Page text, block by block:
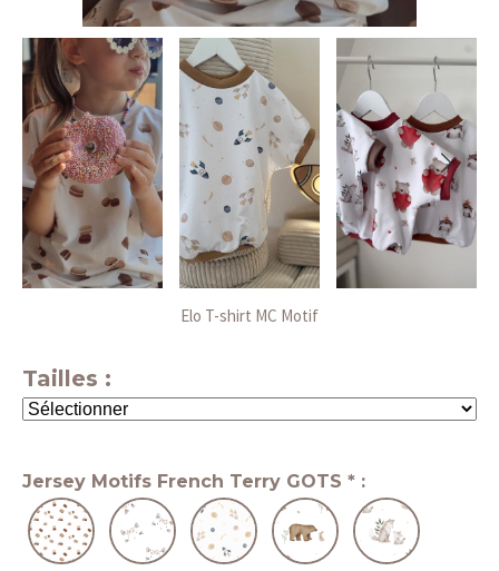
Elo T-shirt MC Motif
Tailles :
Jersey Motifs French Terry GOTS * :